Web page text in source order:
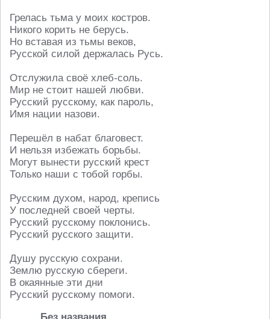
Грелась тьма у моих костров.
Никого корить не берусь.
Но вставая из тьмы веков,
Русской силой держалась Русь.
Отслужила своё хлеб-соль.
Мир не стоит нашей любви.
Русский русскому, как пароль,
Имя нации назови.
Перешёл в набат благовест.
И нельзя избежать борьбы.
Могут вынести русский крест
Только наши с тобой горбы.
Русским духом, народ, крепись
У последней своей черты.
Русский русскому поклонись.
Русский русского защити.
Душу русскую сохрани.
Землю русскую сбереги.
В окаянные эти дни
Русский русскому помоги.